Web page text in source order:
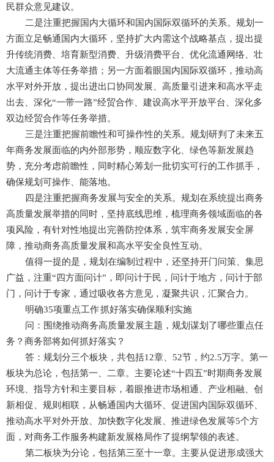
民群众意见建议。
二是注重把握国内大循环和国内国际双循环的关系。规划一
方面立足畅通国内大循环，坚持扩大内需这个战略基点，提出提
升传统消费、培育新型消费、升级消费平台、优化流通网络、壮
大流通主体等任务举措；另一方面着眼国内国际双循环，推动高
水平对外开放，提出进出口协同发展、高质量引进来和高水平走
出去、深化“一带一路”经贸合作、建设高水平开放平台、深化多
双边经贸合作等任务举措。
三是注重把握前瞻性和可操作性的关系。规划研判了未来五
年商务发展面临的内外部形势，顺应数字化、绿色等新发展趋
势，充分考虑前瞻性，同时精心筹划一批切实可行的工作抓手，
确保规划可操作、能落地。
四是注重把握商务发展与安全的关系。规划在系统提出商务
高质量发展举措的同时，坚持底线思维，梳理商务领域面临的各
项风险，有针对性地提出完善防控体系，筑牢商务发展安全屏
障，推动商务高质量发展和高水平安全良性互动。
值得一提的是，规划在编制过程中，还坚持开门问策、集思
广益，注重“四方面问计”，即问计于民，问计于地方，问计于部
门，问计于专家，通过吸收各方意见，凝聚共识，汇聚合力。
明确35项重点工作 抓好落实确保顺利实施
问：围绕推动商务高质量发展主题，规划谋划了哪些重点任
务？商务部将如何抓好落实？
答：规划分三个板块，共包括12章、52节，约2.5万字。第一
板块为总论，包括第一、二章。主要论述“十四五”时期商务发展
环境、指导方针和主要目标，着眼推进市场相通、产业相融、创
新相促、规则相联，从畅通国内大循环、促进国内国际双循环、
推动高水平对外开放、加快数字化发展、推进绿色发展等5个方
面，对商务工作服务构建新发展格局作了提纲挈领的表述。
第二板块为分论，包括第三至十一章。主要从促进形成强大